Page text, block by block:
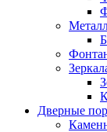
Дверные